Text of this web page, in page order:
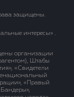
защищены.
интересы» .
организации
Штабы
«Свидетели
«Правый